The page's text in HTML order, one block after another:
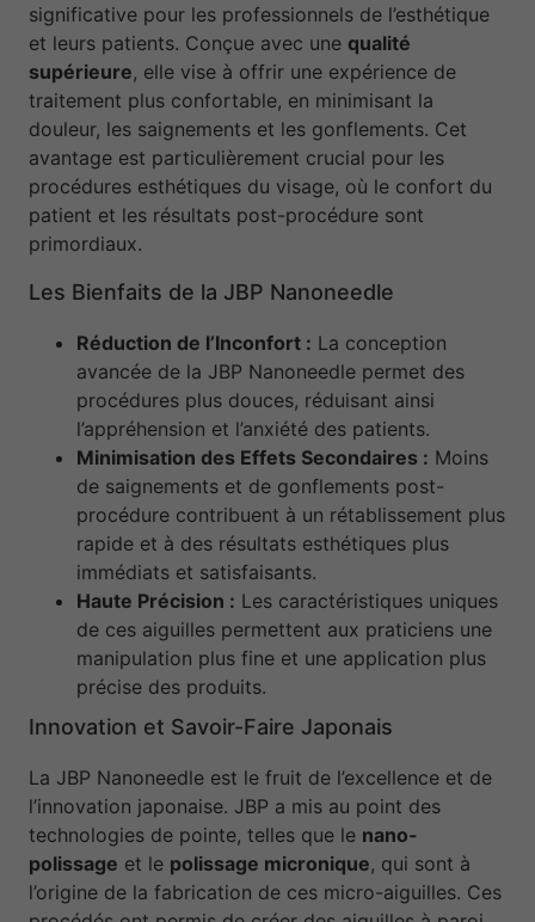
significative pour les professionnels de l’esthétique
et leurs patients. Conçue avec une qualité
supérieure, elle vise à offrir une expérience de
traitement plus confortable, en minimisant la
douleur, les saignements et les gonflements. Cet
avantage est particulièrement crucial pour les
procédures esthétiques du visage, où le confort du
patient et les résultats post-procédure sont
primordiaux.
Les Bienfaits de la JBP Nanoneedle
Réduction de l’Inconfort : La conception
avancée de la JBP Nanoneedle permet des
procédures plus douces, réduisant ainsi
l’appréhension et l’anxiété des patients.
Minimisation des Effets Secondaires : Moins
de saignements et de gonflements post-
procédure contribuent à un rétablissement plus
rapide et à des résultats esthétiques plus
immédiats et satisfaisants.
Haute Précision : Les caractéristiques uniques
de ces aiguilles permettent aux praticiens une
manipulation plus fine et une application plus
précise des produits.
Innovation et Savoir-Faire Japonais
La JBP Nanoneedle est le fruit de l’excellence et de
l’innovation japonaise. JBP a mis au point des
technologies de pointe, telles que le nano-
polissage et le polissage micronique, qui sont à
l’origine de la fabrication de ces micro-aiguilles. Ces